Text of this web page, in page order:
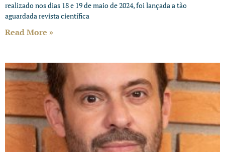
realizado nos dias 18 e 19 de maio de 2024, foi lançada a tão
aguardada revista científica
Read More »